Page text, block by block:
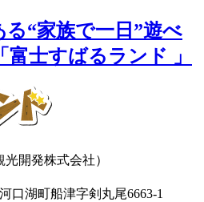
“家族で一日”遊べ
士すばるランド 」
開発株式会社）
口湖町船津字剣丸尾6663-1